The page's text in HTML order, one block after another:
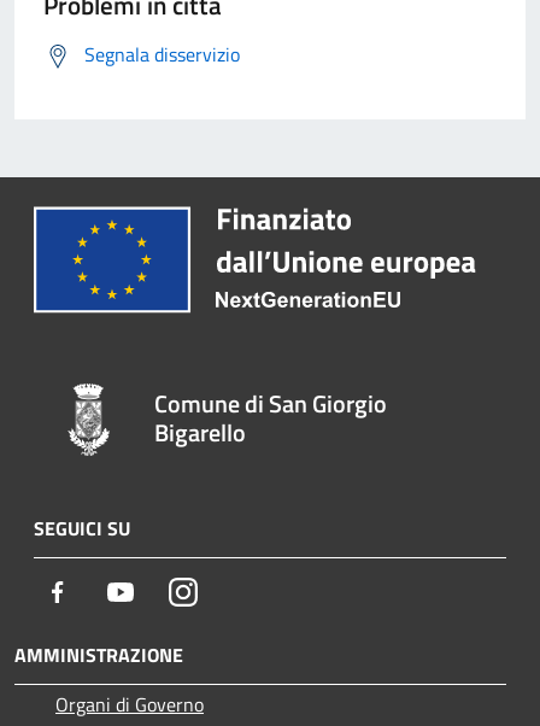
Segnala disservizio
Comune di San Giorgio
Bigarello
SEGUICI SU
Facebook YoutubeInstagram
AMMINISTRAZIONE
Organi di Governo